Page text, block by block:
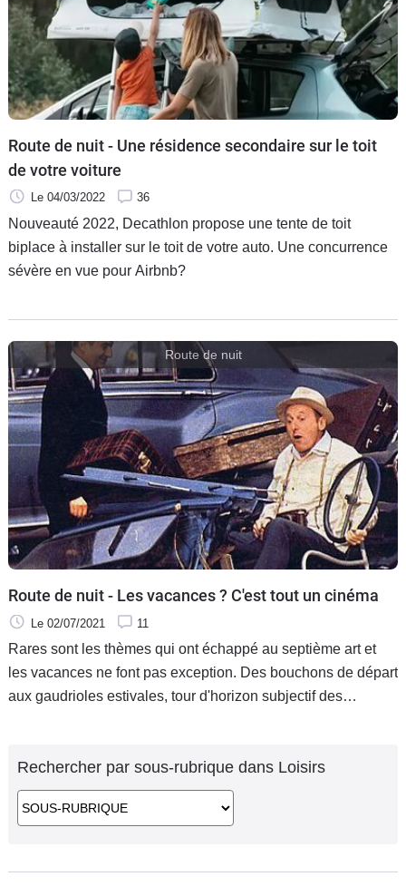
Route de nuit - Une résidence secondaire sur le toit
de votre voiture
Le 04/03/2022 36
Nouveauté 2022, Decathlon propose une tente de toit
biplace à installer sur le toit de votre auto. Une concurrence
sévère en vue pour Airbnb?
Route de nuit
Route de nuit - Les vacances ? C'est tout un cinéma
Le 02/07/2021 11
Rares sont les thèmes qui ont échappé au septième art et
les vacances ne font pas exception. Des bouchons de départ
aux gaudrioles estivales, tour d'horizon subjectif des
Rechercher par sous-rubrique dans Loisirs